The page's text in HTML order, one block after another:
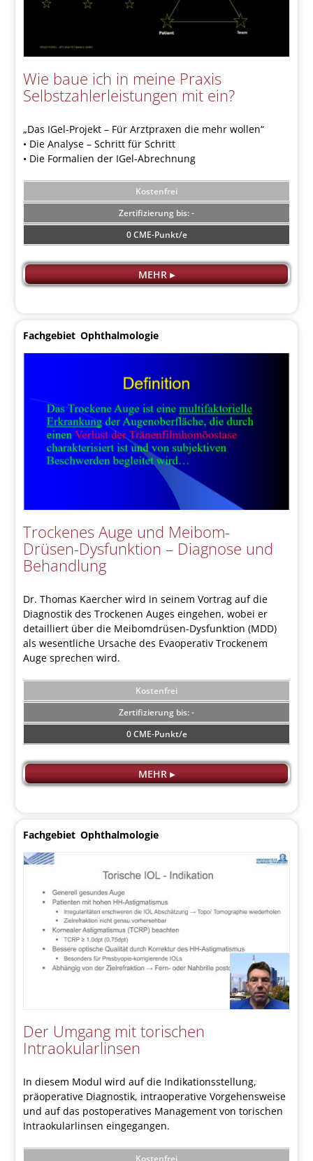
Wie baue ich in meine Praxis
Selbstzahlerleistungen mit ein?
„Das IGel-Projekt – Für Arztpraxen die mehr wollen“
• Die Analyse – Schritt für Schritt
• Die Formalien der IGel-Abrechnung
Kostenfrei
-
0 CME-Punkt/e
MEHR ▸
Fachgebiet Ophthalmologie
Trockenes Auge und Meibom-
Drüsen-Dysfunktion – Diagnose und
Behandlung
Dr. Thomas Kaercher wird in seinem Vortrag auf die
Diagnostik des Trockenen Auges eingehen, wobei er
detailliert über die Meibomdrüsen-Dysfunktion (MDD)
als wesentliche Ursache des Evaoperativ Trockenem
Auge sprechen wird.
Kostenfrei
-
0 CME-Punkt/e
MEHR ▸
Fachgebiet Ophthalmologie
Der Umgang mit torischen
Intraokularlinsen
In diesem Modul wird auf die Indikationsstellung,
präoperative Diagnostik, intraoperative Vorgehensweise
und auf das postoperatives Management von torischen
Intraokularlinsen eingegangen.
Kostenfrei